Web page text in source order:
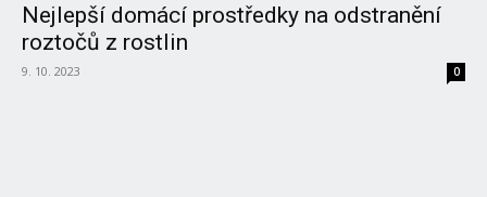
Nejlepší domácí prostředky na odstranění
roztočů z rostlin
9. 10. 2023 0